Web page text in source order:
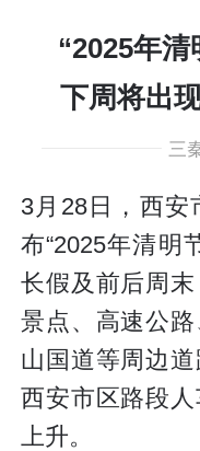
“2025年
下周将出
三
3月28日，西安
布“2025年清明
长假及前后周
景点、高速公
山国道等周边
西安市区路段
上升。